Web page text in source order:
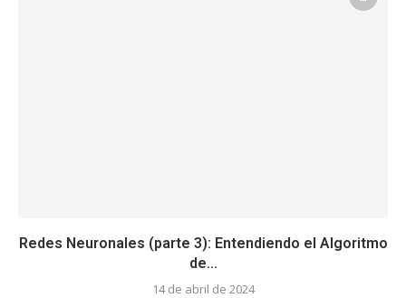
Redes Neuronales (parte 3): Entendiendo el Algoritmo
de...
14 de abril de 2024